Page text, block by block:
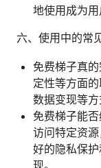
地使用成为用
六、使用中的常
免费梯子真
定性等方面
数据变现等方
免费梯子能
访问特定资
好的隐私保
现。